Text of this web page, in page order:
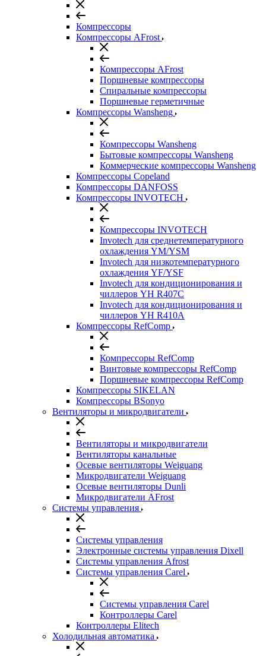
Компрессоры
Компрессоры AFrost
Компрессоры AFrost
Поршневые компрессоры
Спиральные компрессоры
Поршневые герметичные
Компрессоры Wansheng
Компрессоры Wansheng
Бытовые компрессоры Wansheng
Коммерческие компрессоры Wansheng
Компрессоры Copeland
Компрессоры DANFOSS
Компрессоры INVOTECH
Компрессоры INVOTECH
Invotech для среднетемпературного
охлаждения YM/YSM
Invotech для низкотемпературного
охлаждения YF/YSF
Invotech для кондиционирования и
чиллеров YH R407C
Invotech для кондиционирования и
чиллеров YH R410A
Компрессоры RefComp
Компрессоры RefComp
Винтовые компрессоры RefComp
Поршневые компрессоры RefComp
Компрессоры SIKELAN
Компрессоры BSonyo
Вентиляторы и микродвигатели
Вентиляторы и микродвигатели
Вентиляторы канальные
Осевые вентиляторы Weiguang
Микродвигатели Weiguang
Осевые вентиляторы Dunli
Микродвигатели AFrost
Системы управления
Системы управления
Электронные системы управления Dixell
Системы управления Afrost
Системы управления Carel
Системы управления Carel
Контроллеры Carel
Контроллеры Elitech
Холодильная автоматика